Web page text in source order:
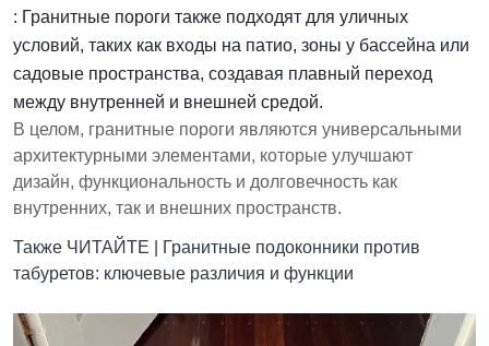
: Гранитные пороги также подходят для уличных
условий, таких как входы на патио, зоны у бассейна или
садовые пространства, создавая плавный переход
между внутренней и внешней средой.
В целом, гранитные пороги являются универсальными
архитектурными элементами, которые улучшают
дизайн, функциональность и долговечность как
внутренних, так и внешних пространств.
Также ЧИТАЙТЕ |
Гранитные подоконники против
табуретов: ключевые различия и функции